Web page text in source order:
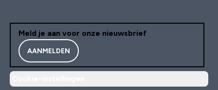
Meld je aan voor onze nieuwsbrief
AANMELDEN